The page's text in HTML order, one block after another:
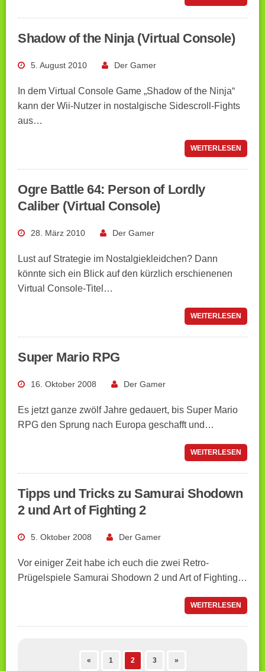
Shadow of the Ninja (Virtual Console)
5. August 2010 Der Gamer
In dem Virtual Console Game „Shadow of the Ninja“
kann der Wii-Nutzer in nostalgische Sidescroll-Fights
aus…
WEITERLESEN
Ogre Battle 64: Person of Lordly
Caliber (Virtual Console)
28. März 2010 Der Gamer
Lust auf Strategie im Nostalgiekleidchen? Dann
könnte sich ein Blick auf den kürzlich erschienenen
Virtual Console-Titel…
WEITERLESEN
Super Mario RPG
16. Oktober 2008 Der Gamer
Es jetzt ganze zwölf Jahre gedauert, bis Super Mario
RPG den Sprung nach Europa geschafft und…
WEITERLESEN
Tipps und Tricks zu Samurai Shodown
2 und Art of Fighting 2
5. Oktober 2008 Der Gamer
Vor einiger Zeit habe ich euch die zwei Retro-
Prügelspiele Samurai Shodown 2 und Art of Fighting…
WEITERLESEN
« 1 2 3 »